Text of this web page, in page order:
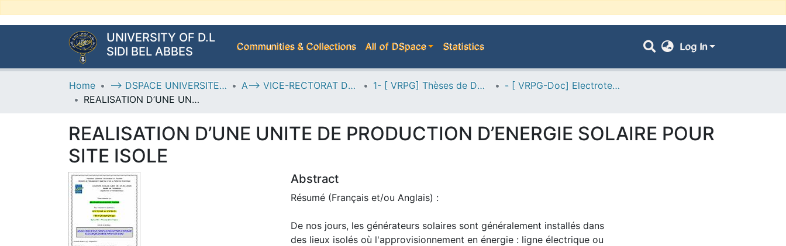
UNIVERSITY OF D.L
SIDI BEL ABBES
Communities & Collections All of DSpace Statistics Log In
Home --> DSPACE UNIVERSITE DJILALLI LIABES DE SIDI BEL ABBES A--> VICE-RECTORAT DE LA POST-GRADUATION 1- [ VRPG] Thèses de Doctorat
- [ VRPG-Doc] Electrotechnique --- كهروتقني
REALISATION D’UNE UNITE DE PRODUCTION D’ENERGIE SOLAIRE POUR SITE ISOLE
REALISATION D’UNE UNITE DE PRODUCTION D’ENERGIE SOLAIRE POUR
SITE ISOLE
Abstract
Résumé (Français et/ou Anglais) :
De nos jours, les générateurs solaires sont généralement installés dans
des lieux isolés où l'approvisionnement en énergie : ligne électrique ou